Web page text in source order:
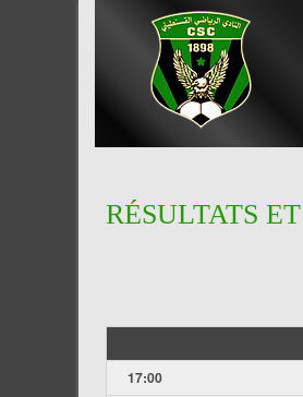
RÉSULTATS
17:00